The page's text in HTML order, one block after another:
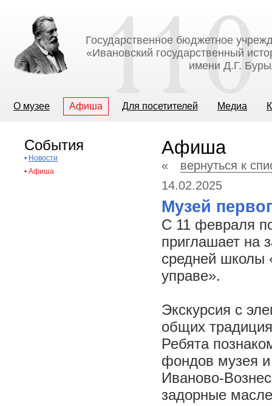
Государственное бюджетное
«Ивановский государственный
имени Д.Г.
О музее Афиша Для посетителей Медиа
События
• Новости
• Афиша
Афиша
« вернуться к
14.02.2025
Музей
С 11 февраля
приглашает на
средней школы
управе».
Экскурсия с
общих
Ребята
фондов музея и
Иваново-
задорные